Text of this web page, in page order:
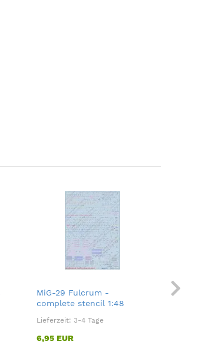
MiG-29 Fulcrum -
complete stencil 1:48
Lieferzeit: 3-4 Tage
6,95 EUR
Yakovlev